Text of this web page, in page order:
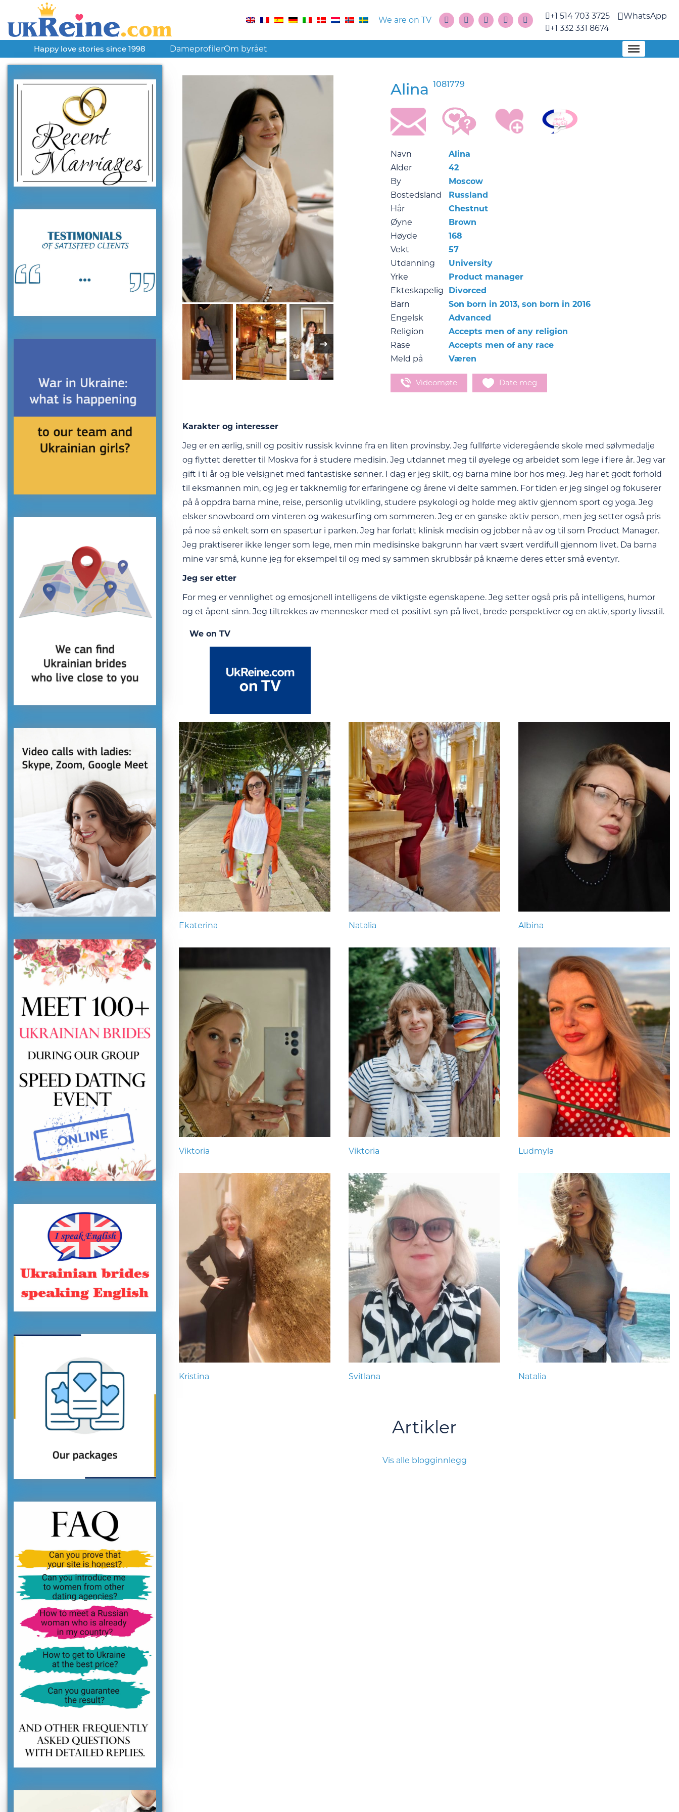
We are on TV
+1 514 703 3725
+1 332 331 8674
WhatsApp
Happy love stories since 1998 DameprofilerOm byrået
Alina 1081779
Navn
Alina
Alder
42
By
Moscow
Bostedsland
Russland
Hår
Chestnut
Øyne
Brown
Høyde
168
Vekt
57
Utdanning
University
Yrke
Product manager
Ekteskapelig
Divorced
Barn
Son born in 2013, son born in 2016
Engelsk
Advanced
Religion
Accepts men of any religion
Rase
Accepts men of any race
Meld på
Væren
Videomøte Date meg
Karakter og interesser
Jeg er en ærlig, snill og positiv russisk kvinne fra en liten provinsby. Jeg fullførte videregående skole med sølvmedalje
og flyttet deretter til Moskva for å studere medisin. Jeg utdannet meg til øyelege og arbeidet som lege i flere år. Jeg var
gift i ti år og ble velsignet med fantastiske sønner. I dag er jeg skilt, og barna mine bor hos meg. Jeg har et godt forhold
til eksmannen min, og jeg er takknemlig for erfaringene og årene vi delte sammen. For tiden er jeg singel og fokuserer
på å oppdra barna mine, reise, personlig utvikling, studere psykologi og holde meg aktiv gjennom sport og yoga. Jeg
elsker snowboard om vinteren og wakesurfing om sommeren. Jeg er en ganske aktiv person, men jeg setter også pris
på noe så enkelt som en spasertur i parken. Jeg har forlatt klinisk medisin og jobber nå av og til som Product Manager.
Jeg praktiserer ikke lenger som lege, men min medisinske bakgrunn har vært svært verdifull gjennom livet. Da barna
mine var små, kunne jeg for eksempel til og med sy sammen skrubbsår på knærne deres etter små eventyr.
Jeg ser etter
For meg er vennlighet og emosjonell intelligens de viktigste egenskapene. Jeg setter også pris på intelligens, humor
og et åpent sinn. Jeg tiltrekkes av mennesker med et positivt syn på livet, brede perspektiver og en aktiv, sporty livsstil.
We on TV
Ekaterina Natalia Albina
Viktoria Viktoria Ludmyla
Kristina Svitlana Natalia
Artikler
Vis alle blogginnlegg